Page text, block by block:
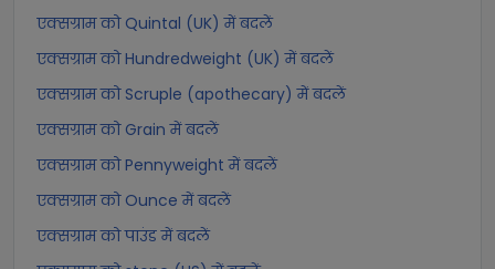
एक्सग्राम को Quintal (UK) में बदलें
एक्सग्राम को Hundredweight (UK) में बदलें
एक्सग्राम को Scruple (apothecary) में बदलें
एक्सग्राम को Grain में बदलें
एक्सग्राम को Pennyweight में बदलें
एक्सग्राम को Ounce में बदलें
एक्सग्राम को पाउंड में बदलें